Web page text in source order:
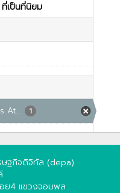
ที่เป็นที่นิยม
At...
1
ษฐกิจดิจิทัล (depa)
ย4 แขวงจอมพล